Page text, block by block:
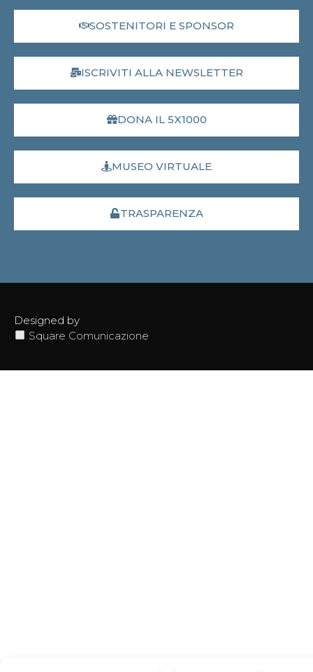
SOSTENITORI E SPONSOR
ISCRIVITI ALLA NEWSLETTER
DONA IL 5X1000
MUSEO VIRTUALE
TRASPARENZA
Designed by
Square Comunicazione